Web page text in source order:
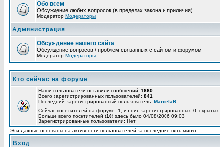
Обо всем
Обсуждение любых вопросов (в пределах закона и приличия)
Модератор Модераторы
Администрация
Обсуждение нашего сайта
Обсуждение вопросов / проблем связанных с сайтом и форумом
Модератор Модераторы
Кто сейчас на форуме
Наши пользователи оставили сообщений: 1660
Всего зарегистрированных пользователей: 841
Последний зарегистрированный пользователь: MarcelaR
Сейчас посетителей на форуме: 1
, из них зарегистрированных: 0,
Больше всего посетителей (10) здесь было 04/08/2006 09:03
Зарегистрированные пользователи: Нет
Эти данные основаны на активности пользователей за последние пять минут
Вход